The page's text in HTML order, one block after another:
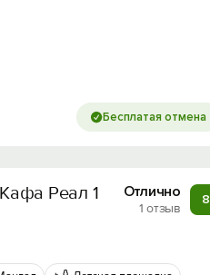
Бесплатая отмена
Реал 1 Отлично
1 отзыв
8